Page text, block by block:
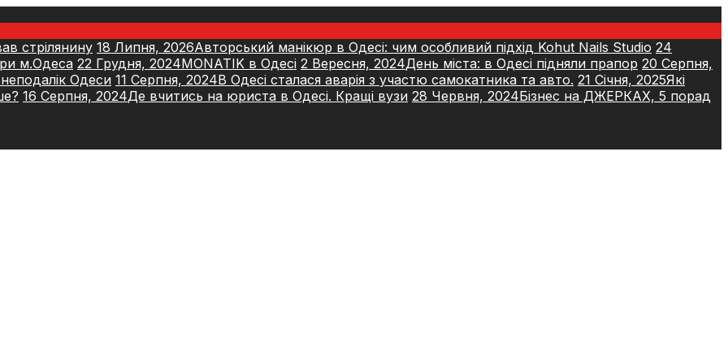
стрілянину 18 Липня, 2026Авторський манікюр в Одесі: чим особливий підхід Kohut Nails Studio 24
м.Одеса 22 Грудня, 2024MONATIK в Одесі 2 Вересня, 2024День міста: в Одесі підняли прапор 20 Серпня,
Одеси 11 Серпня, 2024В Одесі сталася аварія з участю самокатника та авто. 21 Січня, 2025Які
16 Серпня, 2024Де вчитись на юриста в Одесі. Кращі вузи 28 Червня, 2024Бізнес на ДЖЕРКАХ, 5 порад